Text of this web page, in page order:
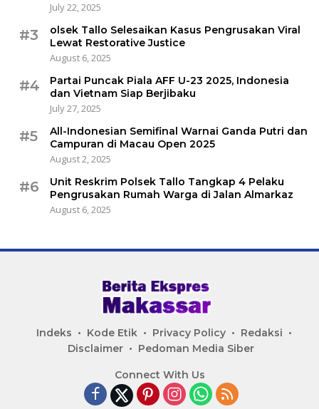
July 22, 2025
#3
olsek Tallo Selesaikan Kasus Pengrusakan Viral
Lewat Restorative Justice
August 6, 2025
#4
Partai Puncak Piala AFF U-23 2025, Indonesia
dan Vietnam Siap Berjibaku
July 27, 2025
#5
All-Indonesian Semifinal Warnai Ganda Putri dan
Campuran di Macau Open 2025
August 2, 2025
#6
Unit Reskrim Polsek Tallo Tangkap 4 Pelaku
Pengrusakan Rumah Warga di Jalan Almarkaz
August 6, 2025
Indeks Kode Etik Privacy Policy
Redaksi
Disclaimer
Pedoman Media Siber
Connect With Us